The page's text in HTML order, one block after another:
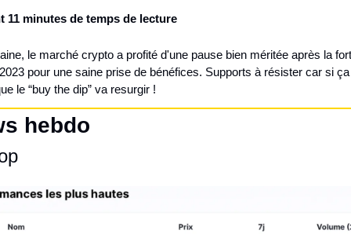
11 minutes de temps de lecture
le marché crypto a profité d'une pause bien méritée après la
pour une saine prise de bénéfices. Supports à résister car si
le “buy the dip” va resurgir !
hebdo